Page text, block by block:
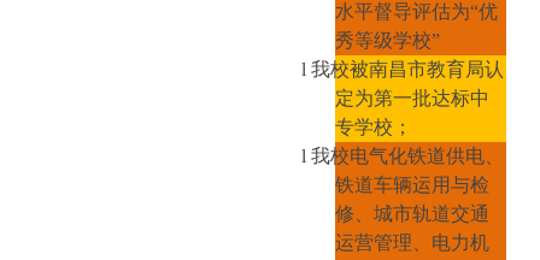
水平督导评估为“优
秀等级学校”
l 我校被南昌市教育局认
定为第一批达标中
专学校；
l 我校电气化铁道供电、
铁道车辆运用与检
修、城市轨道交通
运营管理、电力机